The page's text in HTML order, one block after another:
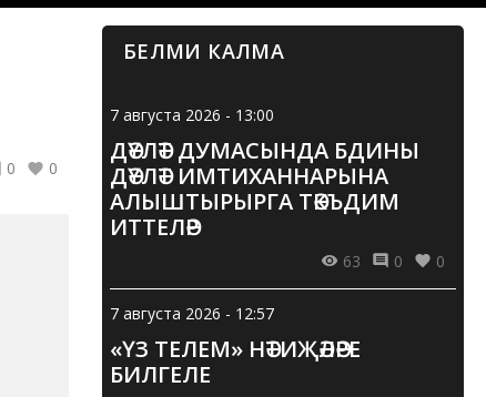
0 0
БЕЛМИ КАЛМА
7 августа 2026 - 13:00
ДӘҮЛӘТ ДУМАСЫНДА БДИНЫ
ДӘҮЛӘТ ИМТИХАННАРЫНА
АЛЫШТЫРЫРГА ТӘКЪДИМ
ИТТЕЛӘР
63 0 0
7 августа 2026 - 12:57
«ҮЗ ТЕЛЕМ» НӘТИҖӘЛӘРЕ
БИЛГЕЛЕ